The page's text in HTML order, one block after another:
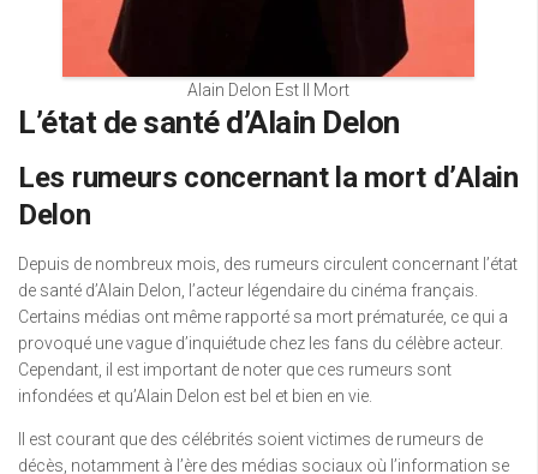
Alain Delon Est Il Mort
L’état de santé d’Alain Delon
Les rumeurs concernant la mort d’Alain
Delon
Depuis de nombreux mois, des rumeurs circulent concernant l’état
de santé d’Alain Delon, l’acteur légendaire du cinéma français.
Certains médias ont même rapporté sa mort prématurée, ce qui a
provoqué une vague d’inquiétude chez les fans du célèbre acteur.
Cependant, il est important de noter que ces rumeurs sont
infondées et qu’Alain Delon est bel et bien en vie.
Il est courant que des célébrités soient victimes de rumeurs de
décès, notamment à l’ère des médias sociaux où l’information se